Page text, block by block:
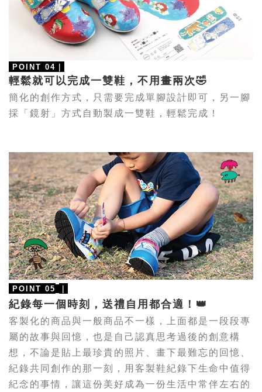
POINT 04 ｜
輕鬆就可以完成一雙鞋，不用畫兩次🤣
簡化的創作方式，只需要完成單腳設計即可，另一腳
採「鏡射」方式自動製成一雙鞋， 輕鬆 完成！
POINT 05 ｜
紀錄每一個時刻，送禮自用都合適！👑
客製化的商品與一般商品不一樣，上面都是一段段專
屬的故事與回憶，也是自己認真思考過後的創意構
想，不論是貼上最珍貴的照片、畫下最難忘的回憶、
紀錄共同創作的那一刻， 用客製鞋紀錄下生命中值得
紀念的事情，讓這份美好成為一份生活中常伴左右的